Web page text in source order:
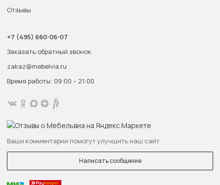
Отзывы
+7 (495) 660-06-07
Заказать обратный звонок
zakaz@mebelvia.ru
Время работы: 09:00 – 21:00
Ваши комментарии помогут улучшить наш сайт
Написать сообщение